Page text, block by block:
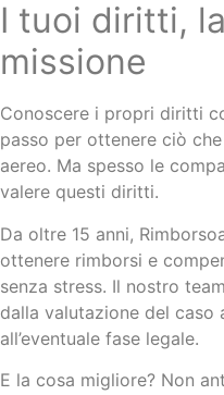
I tuoi diritti,
missione
Conoscere i propri diritti
passo per ottenere ciò
aereo. Ma spesso le
valere questi diritti.
Da oltre 15 anni,
ottenere rimborsi e
senza stress. Il nostro
dalla valutazione del caso
all’eventuale fase legale.
E la cosa migliore? Non